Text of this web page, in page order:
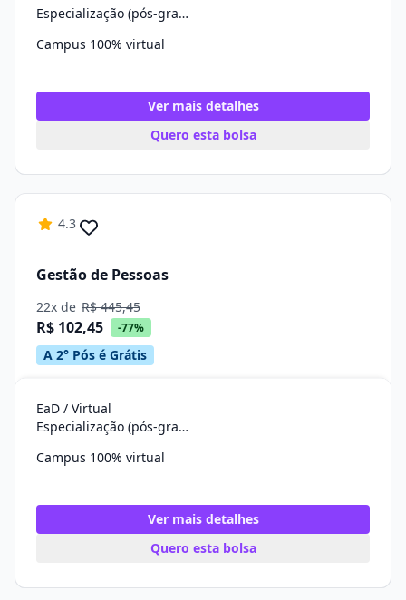
Especialização (pós-graduação)
Campus 100% virtual
Ver mais detalhes
Quero esta bolsa
4.3
Gestão de Pessoas
22x de R$ 445,45
R$ 102,45 -77%
A 2° Pós é Grátis
EaD / Virtual
Especialização (pós-graduação)
Campus 100% virtual
Ver mais detalhes
Quero esta bolsa